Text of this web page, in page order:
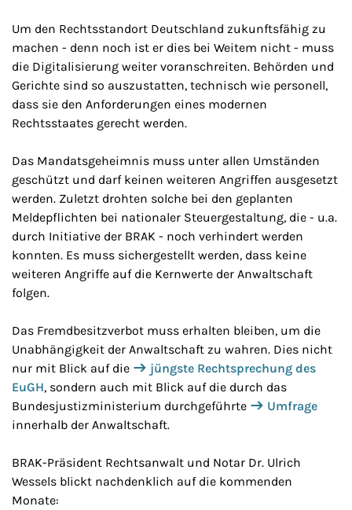
Um den Rechtsstandort Deutschland zukunftsfähig zu
machen - denn noch ist er dies bei Weitem nicht - muss
die Digitalisierung weiter voranschreiten. Behörden und
Gerichte sind so auszustatten, technisch wie personell,
dass sie den Anforderungen eines modernen
Rechtsstaates gerecht werden.
Das Mandatsgeheimnis muss unter allen Umständen
geschützt und darf keinen weiteren Angriffen ausgesetzt
werden. Zuletzt drohten solche bei den geplanten
Meldepflichten bei nationaler Steuergestaltung, die - u.a.
durch Initiative der BRAK - noch verhindert werden
konnten. Es muss sichergestellt werden, dass keine
weiteren Angriffe auf die Kernwerte der Anwaltschaft
folgen.
Das Fremdbesitzverbot muss erhalten bleiben, um die
Unabhängigkeit der Anwaltschaft zu wahren. Dies nicht
nur mit Blick auf die
jüngste Rechtsprechung des
EuGH, sondern auch mit Blick auf die durch das
Bundesjustizministerium durchgeführte
Umfrage
innerhalb der Anwaltschaft.
BRAK-Präsident Rechtsanwalt und Notar Dr. Ulrich
Wessels blickt nachdenklich auf die kommenden
Monate: